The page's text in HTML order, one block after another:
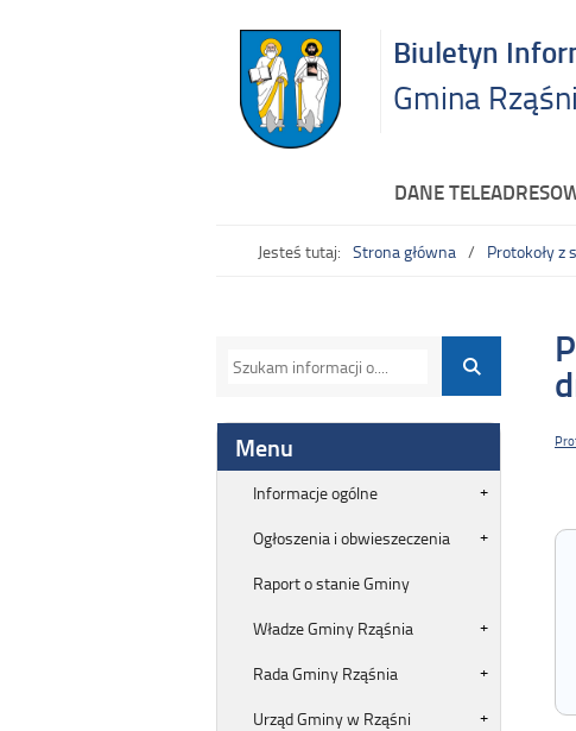
Biuletyn
Gmina
DANE
Jesteś tutaj: Strona główna Protokoły z
Menu
Informacje ogólne
Ogłoszenia i obwieszeczenia
Raport o stanie Gminy
Władze Gminy Rząśnia
Rada Gminy Rząśnia
Urząd Gminy w Rząśni